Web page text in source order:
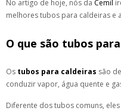
No artigo de hoje, nós da Cemil
melhores tubos para caldeiras e
O que são tubos
Os tubos para caldeiras são
conduzir vapor, água quente e
Diferente dos tubos comuns,